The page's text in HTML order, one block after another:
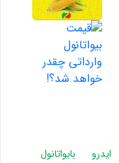
ایدرو
بایواتانول